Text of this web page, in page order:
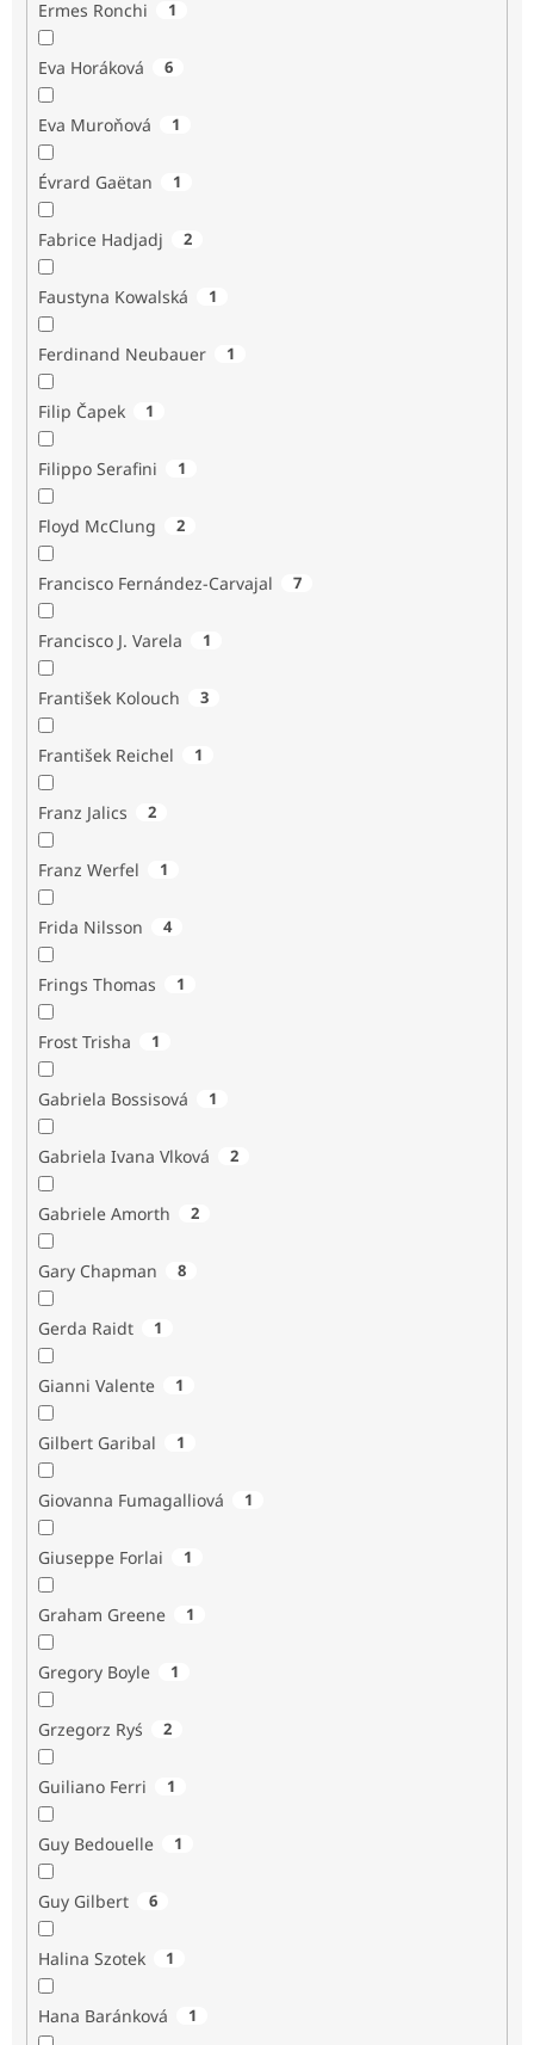
Ermes Ronchi 1
Eva Horáková 6
Eva Muroňová 1
Évrard Gaëtan 1
Fabrice Hadjadj 2
Faustyna Kowalská 1
Ferdinand Neubauer 1
Filip Čapek 1
Filippo Serafini 1
Floyd McClung 2
Francisco Fernández-Carvajal 7
Francisco J. Varela 1
František Kolouch 3
František Reichel 1
Franz Jalics 2
Franz Werfel 1
Frida Nilsson 4
Frings Thomas 1
Frost Trisha 1
Gabriela Bossisová 1
Gabriela Ivana Vlková 2
Gabriele Amorth 2
Gary Chapman 8
Gerda Raidt 1
Gianni Valente 1
Gilbert Garibal 1
Giovanna Fumagalliová 1
Giuseppe Forlai 1
Graham Greene 1
Gregory Boyle 1
Grzegorz Ryś 2
Guiliano Ferri 1
Guy Bedouelle 1
Guy Gilbert 6
Halina Szotek 1
Hana Baránková 1